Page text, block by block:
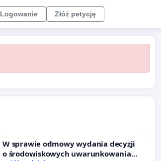
Logowanie Złóż petycję
W sprawie odmowy wydania decyzji
o środowiskowych uwarunkowaniach